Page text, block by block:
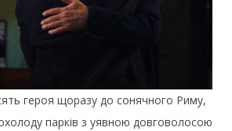
героя щоразу до сонячного Риму,
парків з уявною довговолосою